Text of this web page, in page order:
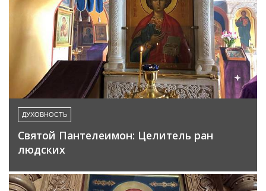
ДУХОВНОСТЬ
Святой Пантелеимон: Целитель ран
людских